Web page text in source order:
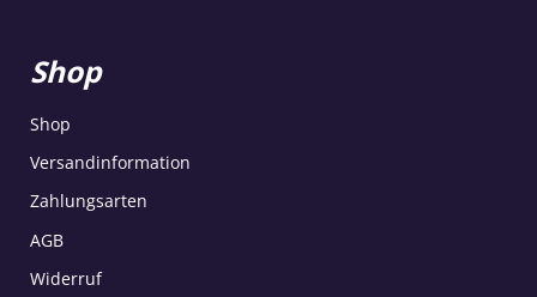
Shop
Shop
Versandinformation
Zahlungsarten
AGB
Widerruf